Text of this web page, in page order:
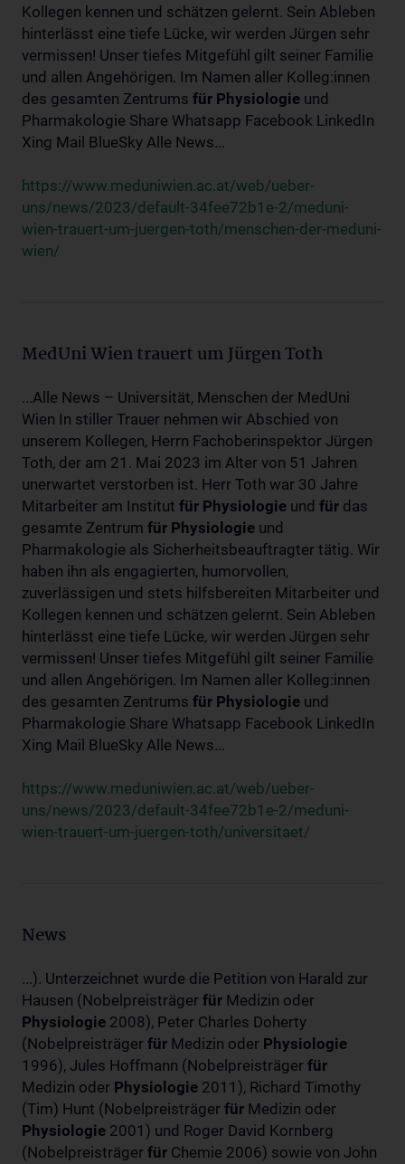
Kollegen kennen und schätzen gelernt. Sein Ableben
hinterlässt eine tiefe Lücke, wir werden Jürgen sehr
vermissen! Unser tiefes Mitgefühl gilt seiner Familie
und allen Angehörigen. Im Namen aller Kolleg:innen
des gesamten Zentrums für Physiologie und
Pharmakologie Share Whatsapp Facebook LinkedIn
Xing Mail BlueSky Alle News...
https://www.meduniwien.ac.at/web/ueber-
uns/news/2023/default-34fee72b1e-2/meduni-
wien-trauert-um-juergen-toth/menschen-der-meduni-
wien/
MedUni Wien trauert um Jürgen Toth
...Alle News – Universität, Menschen der MedUni
Wien In stiller Trauer nehmen wir Abschied von
unserem Kollegen, Herrn Fachoberinspektor Jürgen
Toth, der am 21. Mai 2023 im Alter von 51 Jahren
unerwartet verstorben ist. Herr Toth war 30 Jahre
Mitarbeiter am Institut für Physiologie und für das
gesamte Zentrum für Physiologie und
Pharmakologie als Sicherheitsbeauftragter tätig. Wir
haben ihn als engagierten, humorvollen,
zuverlässigen und stets hilfsbereiten Mitarbeiter und
Kollegen kennen und schätzen gelernt. Sein Ableben
hinterlässt eine tiefe Lücke, wir werden Jürgen sehr
vermissen! Unser tiefes Mitgefühl gilt seiner Familie
und allen Angehörigen. Im Namen aller Kolleg:innen
des gesamten Zentrums für Physiologie und
Pharmakologie Share Whatsapp Facebook LinkedIn
Xing Mail BlueSky Alle News...
https://www.meduniwien.ac.at/web/ueber-
uns/news/2023/default-34fee72b1e-2/meduni-
wien-trauert-um-juergen-toth/universitaet/
News
...). Unterzeichnet wurde die Petition von Harald zur
Hausen (Nobelpreisträger für Medizin oder
Physiologie 2008), Peter Charles Doherty
(Nobelpreisträger für Medizin oder Physiologie
1996), Jules Hoffmann (Nobelpreisträger für
Medizin oder Physiologie 2011), Richard Timothy
(Tim) Hunt (Nobelpreisträger für Medizin oder
Physiologie 2001) und Roger David Kornberg
(Nobelpreisträger für Chemie 2006) sowie von John